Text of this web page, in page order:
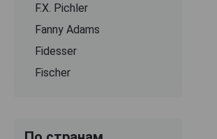
F.X. Pichler
Fanny Adams
Fidesser
Fischer